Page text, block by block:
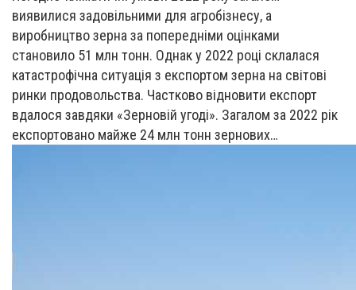
виявилися задовільними для агробізнесу, а
виробництво зерна за попередніми оцінками
становило 51 млн тонн. Однак у 2022 році склалася
катастрофічна ситуація з експортом зерна на світові
ринки продовольства. Частково відновити експорт
вдалося завдяки «Зерновій угоді». Загалом за 2022 рік
експортовано майже 24 млн тонн зернових…